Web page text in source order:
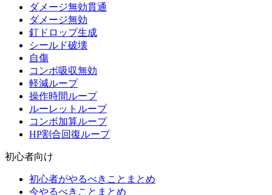
ダメージ無効貫通
ダメージ無効
釘ドロップ生成
シールド破壊
自傷
コンボ吸収無効
軽減ループ
操作時間ループ
ルーレットループ
コンボ加算ループ
HP割合回復ループ
初心者向け
初心者がやるべきことまとめ
今やるべきことまとめ